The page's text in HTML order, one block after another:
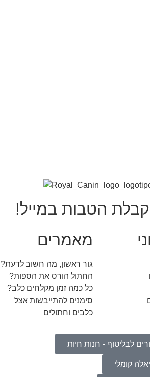
הטבות במייל!
מאמרים
גור ראשון, מה חשוב לדעת?
החתול הורס את הספות?
כל כמה זמן מקלחים כלב?
סימנים להתייבשות אצל
כלבים וחתולים
לבליטוף - חנות חיות
קומלי